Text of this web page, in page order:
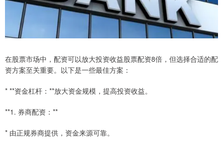
在股票市场中，配资可以放大投资收益股票配资8倍，但选择合适的配
资方案至关重要。以下是一些最佳方案：
* **资金杠杆：**放大资金规模，提高投资收益。
**1. 券商配资：**
* 由正规券商提供，资金来源可靠。